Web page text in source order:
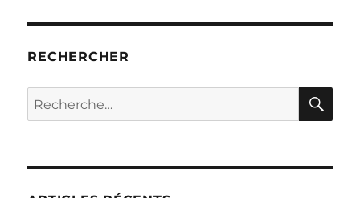
RECHERCHER
Recherche
pour :